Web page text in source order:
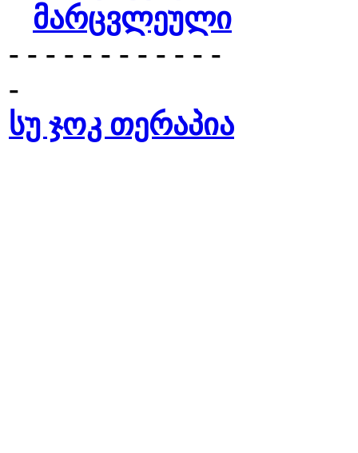
მარცვლეული
- - - - - - - - - - - -
-
სუ ჯოკ თერაპია